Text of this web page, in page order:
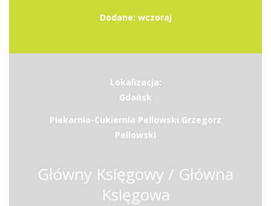
Dodane: wczoraj
Lokalizacja:
Gdańsk
Piekarnia-Cukiernia Pellowski Grzegorz
Pellowski
Główny Księgowy / Główna
Księgowa